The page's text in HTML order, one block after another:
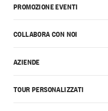
PROMOZIONE EVENTI
COLLABORA CON NOI
AZIENDE
TOUR PERSONALIZZATI